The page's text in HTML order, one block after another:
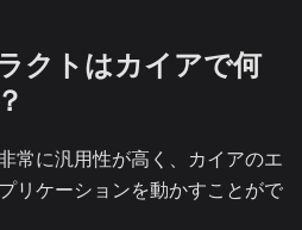
クトはカイアで何
常に汎用性が高く、カイアのエ
リケーションを動かすことがで